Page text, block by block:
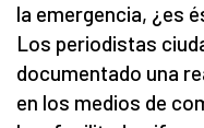
la emergencia, ¿es
Los periodistas
documentado una
en los medios de